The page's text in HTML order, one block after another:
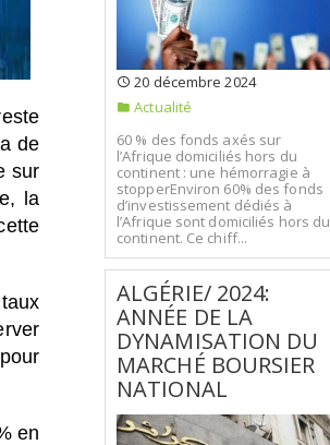
de
sur
la
en
20 décembre 2024
Actualité
60 % des fonds axés sur
l’Afrique domiciliés hors du
continent : une hémorragie à
stopperEnviron 60% des fonds
d’investissement dédiés à
l’Afrique sont domiciliés hors du
continent. Ce chiff...
ALGÉRIE/ 2024:
ANNÉE DE LA
DYNAMISATION DU
MARCHÉ BOURSIER
NATIONAL